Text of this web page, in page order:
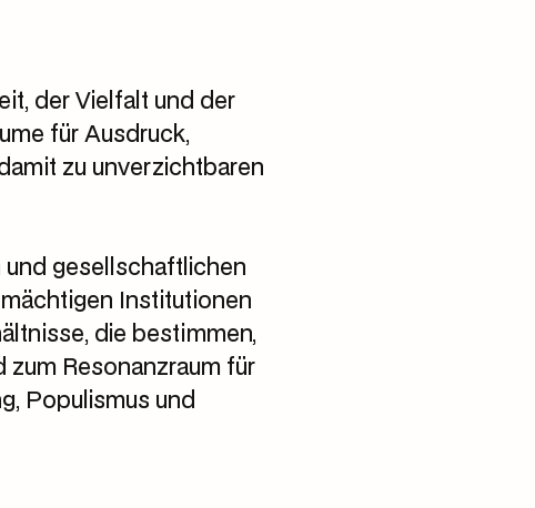
der Vielfalt und der
für Ausdruck,
zu unverzichtbaren
gesellschaftlichen
Institutionen
die bestimmen,
Resonanzraum für
Populismus und